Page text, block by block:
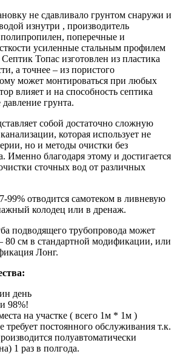
не сдавливало грунтом снаружи и
изнутри , производитель
поперечные и
усиленные стальным профилем
Топас изготовлен из пластика
а точнее – из пористого
может монтироваться при любых
влияет и на способность септика
грунта.
собой достаточно сложную
которая использует не
но и методы очистки без
Именно благодаря этому и достигается
сточных вод от различных
99% отводится самотеком в ливневую
колодец или в дренаж.
подводящего трубопровода может
см в стандартной модификации, или
Лонг.
день
98%!
на участке ( всего 1м * 1м )
требует постоянного обслуживания т.к.
полуавтоматически
1 раз в полгода.